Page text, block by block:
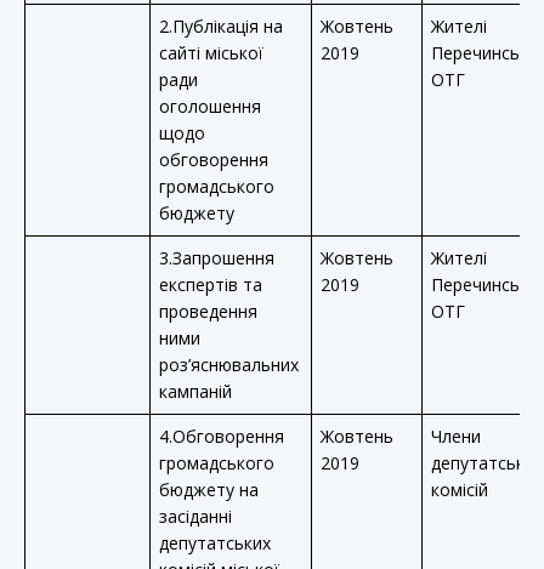
2.Публікація на
сайті міської
ради
оголошення
щодо
обговорення
громадського
бюджету
Жовтень
2019
Жителі
Перечинської
ОТГ
3.Запрошення
експертів та
проведення
ними
роз’яснювальних
кампаній
Жовтень
2019
Жителі
Перечинської
ОТГ
4.Обговорення
громадського
бюджету на
засіданні
депутатських
Жовтень
2019
Члени
депутатських
комісій